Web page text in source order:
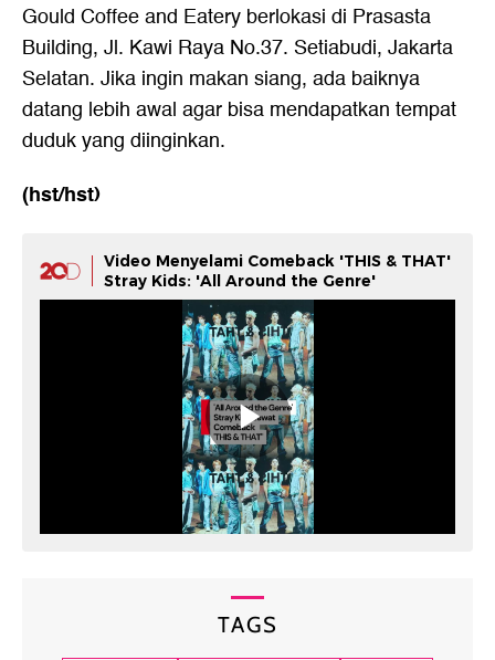
Gould Coffee and Eatery berlokasi di Prasasta
Building, Jl. Kawi Raya No.37. Setiabudi, Jakarta
Selatan. Jika ingin makan siang, ada baiknya
datang lebih awal agar bisa mendapatkan tempat
duduk yang diinginkan.
(hst/hst)
Video Menyelami Comeback 'THIS & THAT'
Stray Kids: 'All Around the Genre'
TAGS